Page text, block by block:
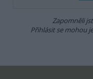
Zapomněli
Přihlásit se mohou